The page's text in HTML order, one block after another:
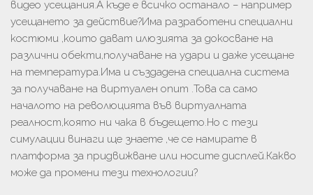
видео усещания.А къде е всичко останало – например
усещането за действие?Има разработени специални
костюми ,които дават илюзията за докосване на
различни обекти,получаване на удари и даже усещане
на температура.Има и създадена специална система
за получаване на виртуален опит .Това са само
началото на революцията във виртуалната
реалност,която ни чака в бъдещето.Но с тези
симулации винаги ще знаете ,че се намирате в
платформа за придвижване или носите дисплей.Какво
може да промени тези технологии?